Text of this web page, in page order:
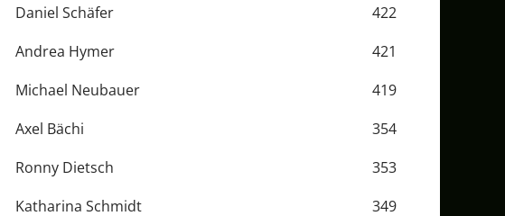
Daniel Schäfer
422
Andrea Hymer
421
Michael Neubauer
419
Axel Bächi
354
Ronny Dietsch
353
Katharina Schmidt
349